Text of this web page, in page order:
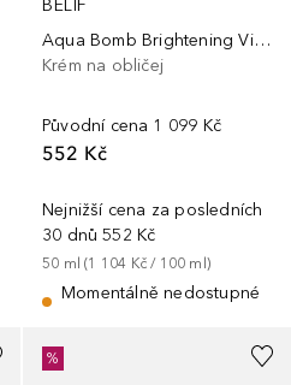
BELIF
Aqua Bomb Brightening Vitamin C Cream
Krém na obličej
Původní cena 1 099 Kč
552 Kč
Nejnižší cena za posledních
30 dnů 552 Kč
50 ml (1 104 Kč / 100 ml)
Momentálně nedostupné
%